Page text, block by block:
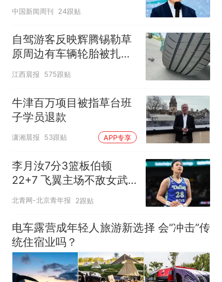
中国新闻周刊 24跟贴
自驾游客反映辉腾锡勒草
原周边有车辆轮胎被扎，
修理店铺换胎价格高达千
江西晨报 575跟贴
牛津百万项目被指草台班
子学员退款
潇湘晨报 53跟贴 APP专享
李月汝7分3篮板伯顿
22+7 飞翼主场不敌女武
神
北青网-北京青年报 2跟贴
电车露营成年轻人旅游新选择 会“冲击”传
统住宿业吗？